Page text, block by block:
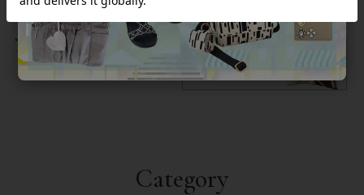
返品について
Category